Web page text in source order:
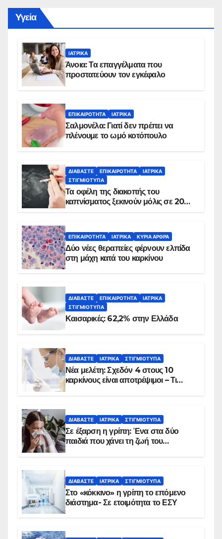
Yγεία
ΙΑΤΡΙΚΆ
Άνοια: Τα επαγγέλματα που
προστατεύουν τον εγκέφαλο
ΕΠΙΚΑΙΡΌΤΗΤΑ ΙΑΤΡΙΚΆ
Σαλμονέλα: Γιατί δεν πρέπει να
πλένουμε το ωμό κοτόπουλο
ΔΙΑΒΆΣΤΕ ΕΠΙΚΑΙΡΌΤΗΤΑ
ΙΑΤΡΙΚΆ
ΣΤΙΓΜΙΌΤΥΠΑ
Τα οφέλη της διακοπής του
καπνίσματος ξεκινούν μόλις σε 20
ΕΠΙΚΑΙΡΌΤΗΤΑ ΙΑΤΡΙΚΆ ΚΥΡΙΑ ΑΡΘΡΑ
Δύο νέες θεραπείες φέρνουν ελπίδα
στη μάχη κατά του καρκίνου
ΔΙΑΒΆΣΤΕ ΕΠΙΚΑΙΡΌΤΗΤΑ
ΙΑΤΡΙΚΆ
ΣΤΙΓΜΙΌΤΥΠΑ
Καισαρικές: 62,2% στην Ελλάδα
ΔΙΑΒΆΣΤΕ ΙΑΤΡΙΚΆ ΣΤΙΓΜΙΌΤΥΠΑ
Νέα μελέτη: Σχεδόν 4 στους 10
καρκίνους είναι αποτρέψιμοι – Τι
ΔΙΑΒΆΣΤΕ ΙΑΤΡΙΚΆ ΣΤΙΓΜΙΌΤΥΠΑ
Σε έξαρση η γρίπη: Ένα στα δύο
παιδιά που χάνει τη ζωή του
ΔΙΑΒΆΣΤΕ ΙΑΤΡΙΚΆ ΣΤΙΓΜΙΌΤΥΠΑ
Στο «κόκκινο» η γρίπη το επόμενο
διάστημα- Σε ετοιμότητα το ΕΣΥ